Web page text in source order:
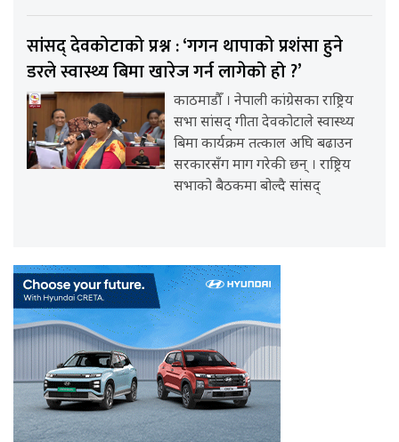
सांसद् देवकोटाको प्रश्न : ‘गगन थापाको प्रशंसा हुने
डरले स्वास्थ्य बिमा खारेज गर्न लागेको हो ?’
काठमाडौँ । नेपाली कांग्रेसका राष्ट्रिय
सभा सांसद् गीता देवकोटाले स्वास्थ्य
बिमा कार्यक्रम तत्काल अघि बढाउन
सरकारसँग माग गरेकी छन् । राष्ट्रिय
सभाको बैठकमा बोल्दै सांसद्